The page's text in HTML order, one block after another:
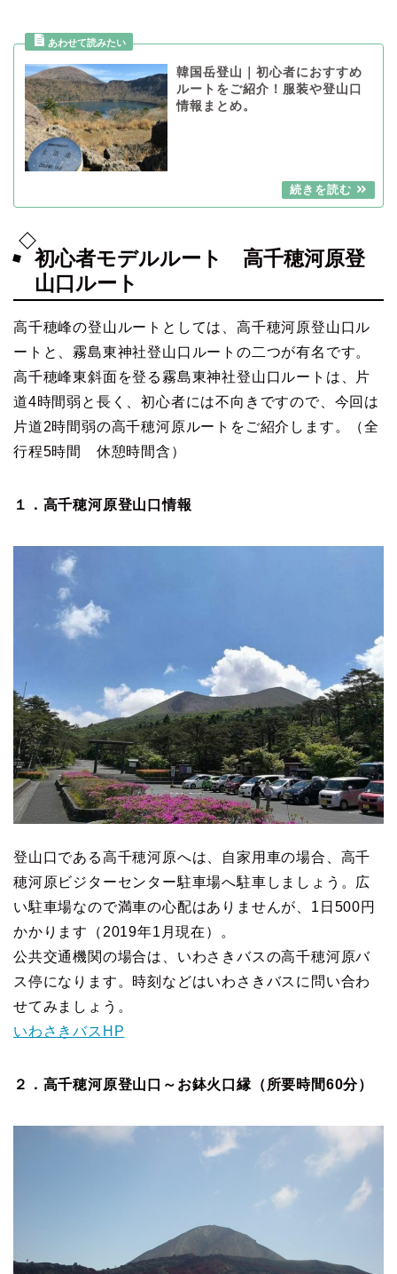
韓国岳登山｜初心者におすすめ
ルートをご紹介！服装や登山口
情報まとめ。
初心者モデルルート 高千穂河原登
山口ルート
高千穂峰の登山ルートとしては、高千穂河原登山口ル
ートと、霧島東神社登山口ルートの二つが有名です。
高千穂峰東斜面を登る霧島東神社登山口ルートは、片
道4時間弱と長く、初心者には不向きですので、今回は
片道2時間弱の高千穂河原ルートをご紹介します。（全
行程5時間 休憩時間含）
１．高千穂河原登山口情報
登山口である高千穂河原へは、自家用車の場合、高千
穂河原ビジターセンター駐車場へ駐車しましょう。広
い駐車場なので満車の心配はありませんが、1日500円
かかります（2019年1月現在）。
公共交通機関の場合は、いわさきバスの高千穂河原バ
ス停になります。時刻などはいわさきバスに問い合わ
せてみましょう。
いわさきバスHP
２．高千穂河原登山口～お鉢火口縁（所要時間60分）